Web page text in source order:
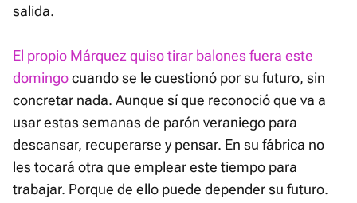
salida.
El propio Márquez quiso tirar balones fuera este
domingocuando se le cuestionó por su futuro, sin
concretar nada. Aunque sí que reconoció que va a
usar estas semanas de parón veraniego para
descansar, recuperarse y pensar. En su fábrica no
les tocará otra que emplear este tiempo para
trabajar. Porque de ello puede depender su futuro.